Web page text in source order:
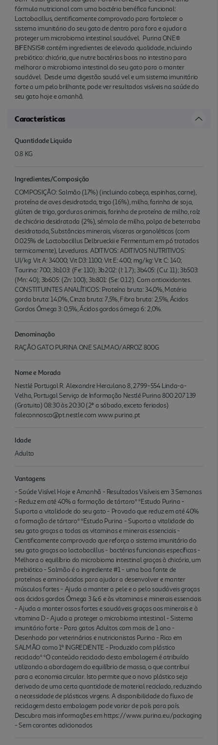
fórmula nutricional com uma bactéria benéfica funcional:
Lactobacillus, cientificamente comprovado para fortalecer o
sistema imunitário do seu gato de dentro para fora e ajudar a
proteger um microbioma intestinal saudável. Purina ONE®
BIFENSIS® contém ingredientes de elevada qualidade, incluindo
prebiótico: chicória, que nutre bactérias boas no intestino para
melhorar o microbioma intestinal do seu gato para o manter
saudável. Desde uma digestão saudá vel e um sistema imunitário
forte a um pelo brilhante, pode ver resultados visíveis na saúde do
seu gato hoje e amanhã.
Características
Quantidade Liquida
0.8 KG
Ingredientes/Composição
COMPOSIÇÃO: Salmão (17%) (incluindo cabeça, espinhas, carne),
proteína de aves desidratada, trigo (16%), milho, farinha de soja,
glúten de trigo, gorduras animais, farinha de proteína de milho, raíz
de chicória desidratada (2%), sémola de milho, polpa de beterraba
desidratada, Substâncias minerais, vísceras organoléticas (com
0.025% de Lactobacillus Delbrueckii e Fermentum em pó tratados
termicamente), Leveduras. ADITIVOS: ADITIVOS NUTRITIVOS:
UI/kg: Vit A: 34000; Vit D3: 1100; Vit E: 400; mg/kg: Vit C: 140;
Taurina: 700; 3b103: (Fe: 110); 3b202: (I: 1.7); 3b405: (Cu: 11); 3b503:
(Mn: 40); 3b605: (Zn: 100); 3b801: (Se: 0.12). Com antioxidantes.
CONSTITUINTES ANALÍTICOS: Proteína bruta: 34,0%, Matéria
gorda bruta: 14,0%, Cinza bruta: 7,5%, Fibra bruta: 2,5%, Ácidos
Gordos Ómega 3: 0,5%, Ácidos gordos ómega 6: 2,0%.
Denominação
RAÇÃO GATO PURINA ONE SALMAO/ARROZ 800G
Nome e Morada
Nestlé Portugal R. Alexandre Herculano 8, 2799-554 Linda-a-
Velha, Portugal Serviço de Informação Nestlé Purina 800 207 139
(Gratuito) 08:30 às 20:30 (2ª a sábado, exceto feriados)
faleconnosco@pt.nestle.com www.purina.pt
Idade
Adulto
Vantagens
- Saúde Visível Hoje e Amanhã - Resultados Visíveis em 3 Semanas
- Reduz em até 40% a formação de tártaro* *Estudo Purina -
Suporta a vitalidade do seu gato - Provado que reduz em até 40%
a formação de tártaro* *Estudo Purina - Suporta a vitalidade do
seu gato graças a todas as vitaminas e minerais essenciais -
Cientificamente comprovado que reforça o sistema imunitário do
seu gato graças ao lactobacillus - bactérias funcionais específicas -
Melhora o equilíbrio do microbioma intestinal graças à chicória, um
prebiótico - Salmão é o ingrediente #1 - uma boa fonte de
proteínas e aminoácidos para ajudar a desenvolver e manter
músculos fortes - Ajuda a manter a pele e o pelo saudáveis graças
aos ácidos gordos Ómega 3 & 6 e às vitaminas e minerais essenciais
- Ajuda a manter ossos fortes e saudáveis graças aos minerais e à
vitamina D - Ajuda a proteger o microbioma intestinal - Sistema
imunitário forte - Para gatos Adultos com mais de 1 ano -
Desenhado por veterinários e nutricionistas Purina - Rico em
SALMÃO como 1º INGREDIENTE - Produzido com plástico
reciclado* *O conteúdo reciclado desta embalagem é atribuído
utilizando a abordagem do equilíbrio de massa, o que contribui
para a economia circular. Isto permite que o novo plástico seja
derivado de uma certa quantidade de material reciclado, reduzindo
a necessidade de plásticos virgens. A disponibilidade do fluxo de
reciclagem desta embalagem pode variar de país para país.
Descubra mais informações em https://www.purina.eu/packaging
- Sem corantes adicionados